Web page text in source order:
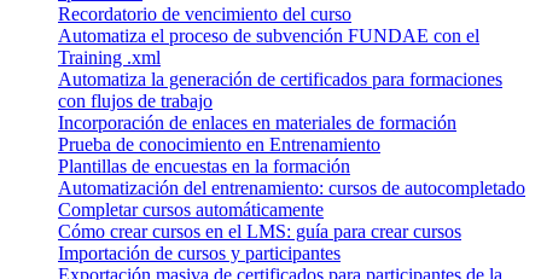
Recordatorio de vencimiento del curso
Automatiza el proceso de subvención FUNDAE con el
Training .xml
Automatiza la generación de certificados para formaciones
con flujos de trabajo
Incorporación de enlaces en materiales de formación
Prueba de conocimiento en Entrenamiento
Plantillas de encuestas en la formación
Automatización del entrenamiento: cursos de autocompletado
Completar cursos automáticamente
Cómo crear cursos en el LMS: guía para crear cursos
Importación de cursos y participantes
Exportación masiva de certificados para participantes de la